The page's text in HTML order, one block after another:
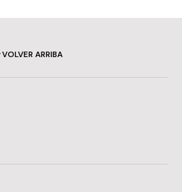
VOLVER ARRIBA